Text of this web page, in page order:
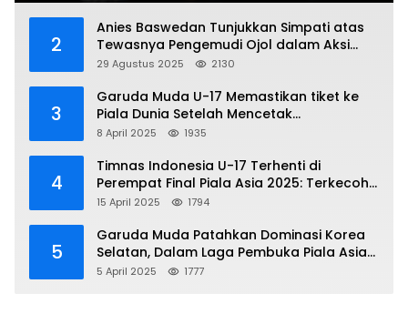
2
Anies Baswedan Tunjukkan Simpati atas
Tewasnya Pengemudi Ojol dalam Aksi
Demo
29 Agustus 2025 2130
3
Garuda Muda U-17 Memastikan tiket ke
Piala Dunia Setelah Mencetak
Kemenangan Gemilang atas Yaman 4-1 di
8 April 2025 1935
4
Timnas Indonesia U-17 Terhenti di
Perempat Final Piala Asia 2025: Terkecoh
Korea Utara
15 April 2025 1794
5
Garuda Muda Patahkan Dominasi Korea
Selatan, Dalam Laga Pembuka Piala Asia
2025 U-17
5 April 2025 1777